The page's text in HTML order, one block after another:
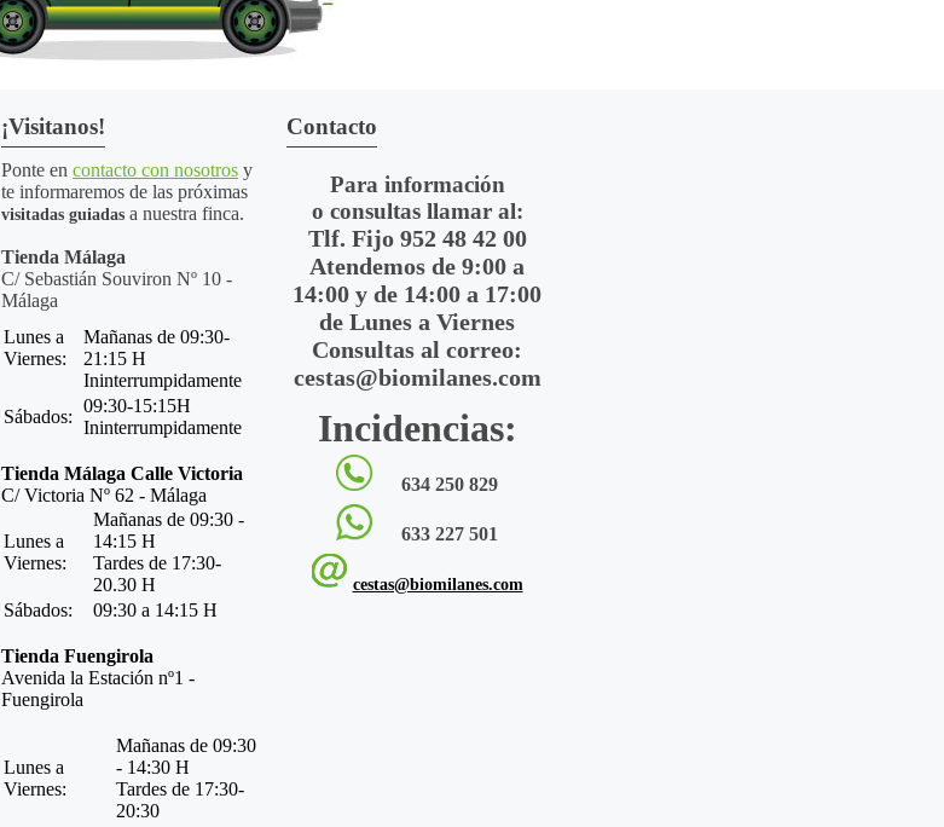
¡Visitanos!
Ponte en contacto con nosotros y
te informaremos de las próximas
visitadas guiadas a nuestra finca.
Tienda Málaga
C/ Sebastián Souviron Nº 10 -
Málaga
Lunes a
Viernes:
Mañanas de 09:30-
21:15 H
Ininterrumpidamente
Sábados:
09:30-15:15H
Ininterrumpidamente
Tienda Málaga Calle Victoria
C/ Victoria Nº 62 - Málaga
Lunes a
Viernes:
Mañanas de 09:30 -
14:15 H
Tardes de 17:30-
20.30 H
Sábados:
09:30 a 14:15 H
Tienda Fuengirola
Avenida la Estación nº1 -
Fuengirola
Lunes a
Viernes:
Mañanas de 09:30
- 14:30 H
Tardes de 17:30-
20:30
Contacto
Para información
o consultas llamar al:
Tlf. Fijo 952 48 42 00
Atendemos de 9:00 a
14:00 y de 14:00 a 17:00
de Lunes a Viernes
Consultas al correo:
cestas@biomilanes.com
Incidencias:
634 250 829
633 227 501
cestas@biomilanes.com